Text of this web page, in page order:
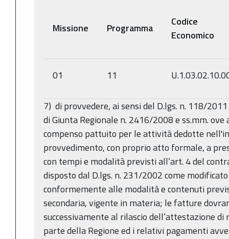
Missione Programma
Codice
Economico
01 11
7) di provvedere, ai sensi del D.lgs. n. 118/
di Giunta Regionale n. 2416/2008 e ss.mm.
compenso pattuito per le attività dedotte
provvedimento, con proprio atto formale, a
con tempi e modalità previsti all’art. 4 del
disposto dal D.lgs. n. 231/2002 come
conformemente alle modalità e contenuti
secondaria, vigente in materia; le fatture
successivamente al rilascio dell’attestazione
parte della Regione ed i relativi pagamenti